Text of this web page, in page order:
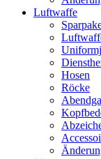
Luftwaffe
Hosen
Röcke